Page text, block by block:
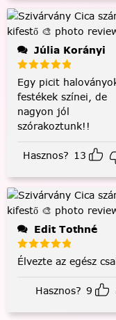
Júlia Korányi
Egy picit
festékek színei, de
nagyon jól
szórakoztunk!!
Hasznos? 13
Edit Tothné
Élvezte az egész
Hasznos? 9